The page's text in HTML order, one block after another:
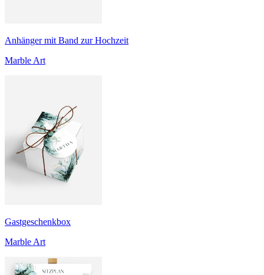
Anhänger mit Band zur Hochzeit
Marble Art
Gastgeschenkbox
Marble Art